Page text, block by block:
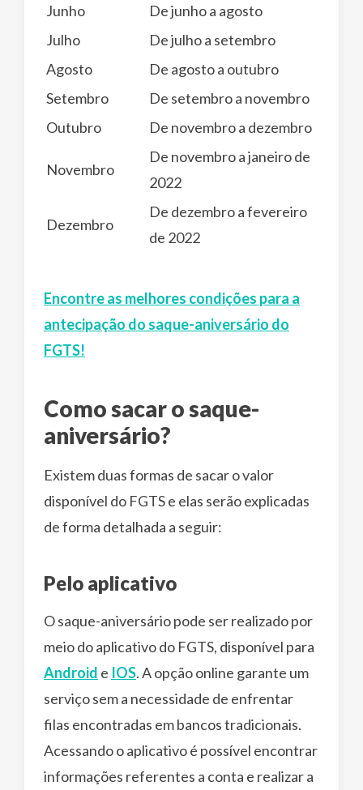
Junho
De junho a agosto
Julho
De julho a setembro
Agosto
De agosto a outubro
Setembro
De setembro a novembro
Outubro
De novembro a dezembro
Novembro
De novembro a janeiro de
2022
Dezembro
De dezembro a fevereiro
de 2022
Encontre as melhores condições para a
antecipação do saque-aniversário do
FGTS!
Como sacar o saque-
aniversário?
Existem duas formas de sacar o valor
disponível do FGTS e elas serão explicadas
de forma detalhada a seguir:
Pelo aplicativo
O saque-aniversário pode ser realizado por
meio do aplicativo do FGTS, disponível para
Android e IOS. A opção online garante um
serviço sem a necessidade de enfrentar
filas encontradas em bancos tradicionais.
Acessando o aplicativo é possível encontrar
informações referentes a conta e realizar a